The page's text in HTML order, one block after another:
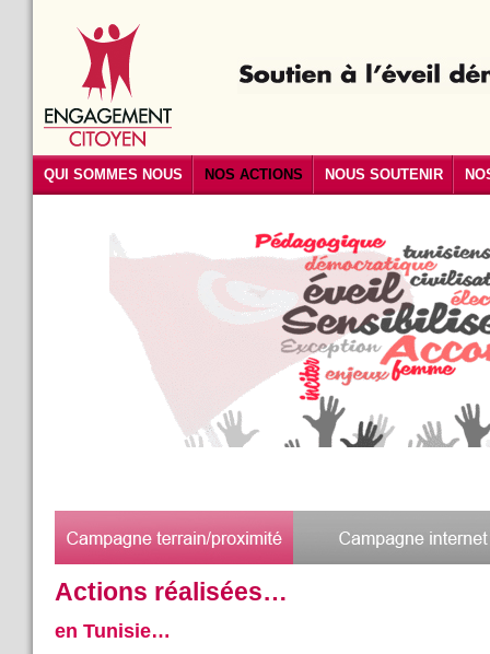
QUI SOMMES NOUS NOS ACTIONS NOUS SOUTENIR
Actions réalisées…
en Tunisie…